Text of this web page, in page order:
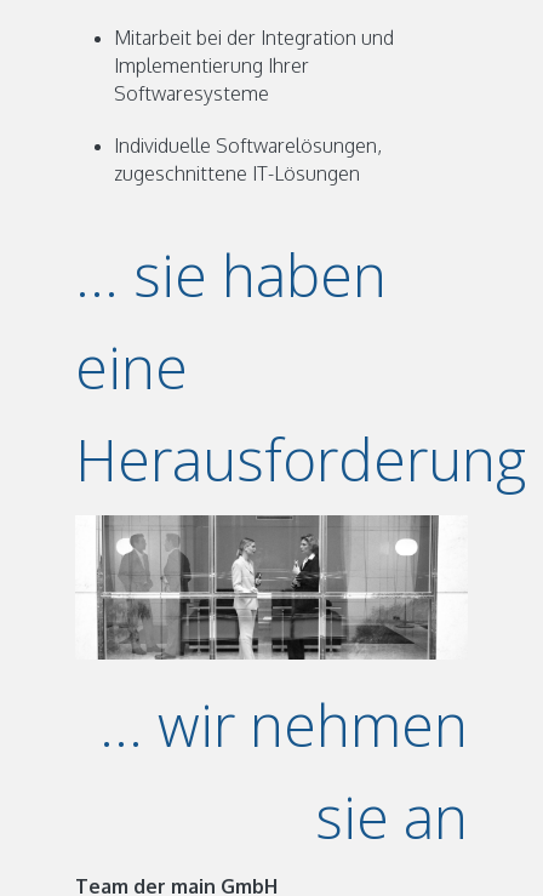
Mitarbeit bei der Integration und
Implementierung Ihrer
Softwaresysteme
Individuelle Softwarelösungen,
zugeschnittene IT-Lösungen
... sie haben
eine
Herausforderung
... wir nehmen
sie an
Team der main GmbH